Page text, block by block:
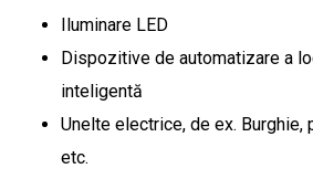
Iluminare LED
Dispozitive de automatizare a
inteligentă
Unelte electrice, de ex. Burghie,
etc.